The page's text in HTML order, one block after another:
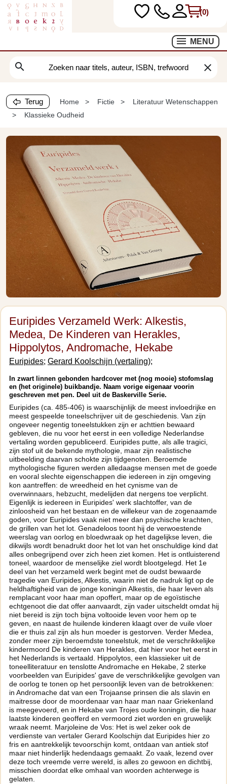
(0)
MENU
search clear
Terug Home Fictie
Literatuur Wetenschappen
Klassieke Oudheid
Euripides Verzameld Werk: Alkestis,
Medea, De Kinderen van Herakles,
Hippolytos, Andromache, Hekabe
Euripides; Gerard Koolschijn (vertaling);
In zwart linnen gebonden hardcover met (nog mooie) stofomslag
en (het originele) buikbandje. Naam vorige eigenaar voorin
geschreven met pen. Deel uit de Baskerville Serie.
Euripides (ca. 485-406) is waarschijnlijk de meest invloedrijke en
meest gespeelde toneelschrijver uit de geschiedenis. Van zijn
ongeveer negentig toneelstukken zijn er achttien bewaard
gebleven, die nu voor het eerst in een volledige Nederlandse
vertaling worden gepubliceerd. Euripides putte, als alle tragici,
zijn stof uit de bekende mythologie, maar zijn realistische
uitbeelding daarvan schokte zijn tijdgenoten. Beroemde
mythologische figuren werden alledaagse mensen met de goede
en vooral slechte eigenschappen die iedereen in zijn omgeving
kon aantreffen: de wreedheid en het cynisme van de
overwinnaars, hebzucht, medelijden dat nergens toe verplicht.
Eigenlijk is iedereen in Euripides' werk slachtoffer, van de
zinloosheid van het bestaan en de willekeur van de zogenaamde
goden, voor Euripides vaak niet meer dan psychische krachten,
de grillen van het lot. Genadeloos toont hij de verwoestende
weerslag van oorlog en bloedwraak op het dagelijkse leven, die
dikwijls wordt benadrukt door het lot van het onschuldige kind dat
alles onbegrijpend over zich heen ziet komen. Het is ontluisterend
toneel, waardoor de menselijke ziel wordt blootgelegd. Het 1e
deel van het verzameld werk begint met de oudst bewaarde
tragedie van Euripides, Alkestis, waarin niet de nadruk ligt op de
heldhaftigheid van de jonge koningin Alkestis, die haar leven als
remplacant voor haar man opoffert, maar op de egoïstische
echtgenoot die dat offer aanvaardt, zijn vader uitscheldt omdat hij
niet bereid is zijn toch bijna voltooide leven voor hem op te
geven, en naast de huilende kinderen klaagt over de vuile vloer
die er thuis zal zijn als hun moeder is gestorven. Verder Medea,
zonder meer zijn beroemdste toneelstuk, met de verschrikkelijke
kindermoord De kinderen van Herakles, dat hier voor het eerst in
het Nederlands is vertaald. Hippolytos, een klassieker uit de
toneelliteratuur en tenslotte Andromache en Hekabe, 2 sterke
voorbeelden van Euripides' gave de verschrikkelijke gevolgen van
de oorlog te tonen op het persoonlijk leven van de betrokkenen:
in Andromache dat van een Trojaanse prinsen die als slavin en
maitresse door de moordenaar van haar man naar Griekenland
is meegevoerd, en in Hekabe van Trojes oude koningin, die haar
laatste kinderen geofferd en vermoord ziet worden en gruwelijk
wraak neemt. Marjoleine de Vos: Het is wel zeker ook de
verdienste van vertaler Gerard Koolschijn dat Euripides hier zo
fris en aantrekkelijk tevoorschijn komt, ontdaan van antiek stof
maar niet hinderlijk hedendaags gemaakt. Zo vaak, lezend over
deze toch vreemde verre wereld, is alles zo gewoon en dichtbij,
misschien doordat elke omhaal van woorden achterwege is
gelaten.